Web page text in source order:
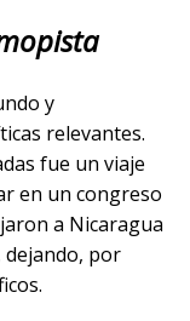
y
relevantes.
fue un viaje
en un congreso
a Nicaragua
dejando, por